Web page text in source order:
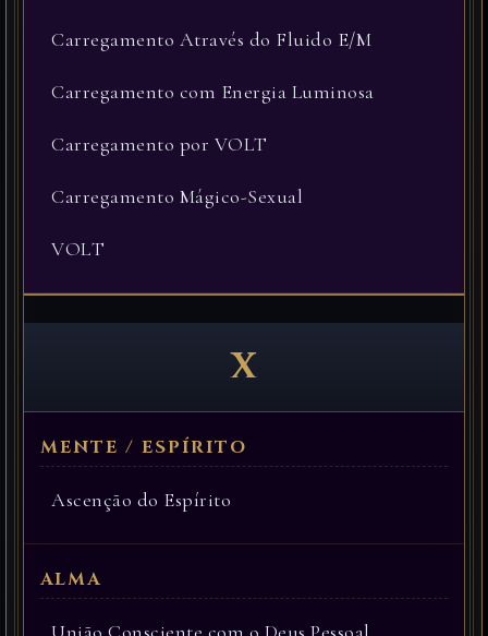
Carregamento Através do Fluido E/M
Carregamento com Energia Luminosa
Carregamento por VOLT
Carregamento Mágico-Sexual
VOLT
X
Ascenção do Espírito